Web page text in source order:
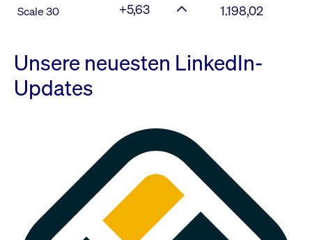
Scale 30 +5,63 1.198,02
Unsere neuesten LinkedIn-
Updates